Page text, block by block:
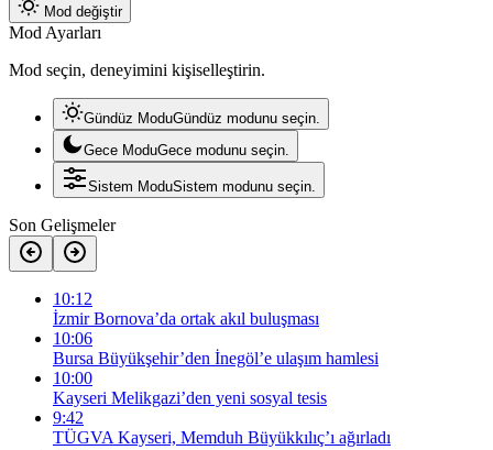
Mod değiştir
Mod Ayarları
Mod seçin, deneyimini kişiselleştirin.
Gündüz ModuGündüz modunu seçin.
Gece ModuGece modunu seçin.
Sistem ModuSistem modunu seçin.
Son Gelişmeler
10:12
İzmir Bornova’da ortak akıl buluşması
10:06
Bursa Büyükşehir’den İnegöl’e ulaşım hamlesi
10:00
Kayseri Melikgazi’den yeni sosyal tesis
9:42
TÜGVA Kayseri, Memduh Büyükkılıç’ı ağırladı